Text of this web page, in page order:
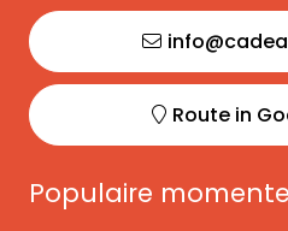
Je kunt de Douglas
aanschaffen bij
grootste assortiment
Nederland, waardoor je
geschenk vindt voor elke
Route in
Populaire